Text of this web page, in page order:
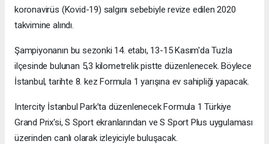
koronavirüs (Kovid-19) salgını sebebiyle revize edilen 2020
takvimine alındı.
Şampiyonanın bu sezonki 14. etabı, 13-15 Kasım'da Tuzla
ilçesinde bulunan 5,3 kilometrelik pistte düzenlenecek. Böylece
İstanbul, tarihte 8. kez Formula 1 yarışına ev sahipliği yapacak.
Intercity İstanbul Park’ta düzenlenecek Formula 1 Türkiye
Grand Prix'si, S Sport ekranlarından ve S Sport Plus uygulaması
üzerinden canlı olarak izleyiciyle buluşacak.